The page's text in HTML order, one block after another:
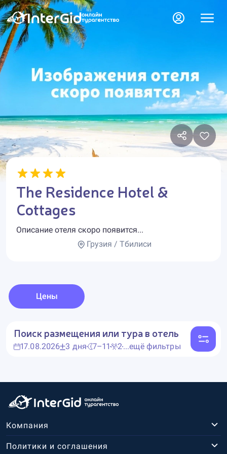
The Residence Hotel &
Cottages
Описание отеля скоро появится...
Грузия / Тбилиси
Цены
Поиск размещения или тура в отель
17.08.2026 3 дня 7–11 2...ещё фильтры
Компания
Политики и соглашения